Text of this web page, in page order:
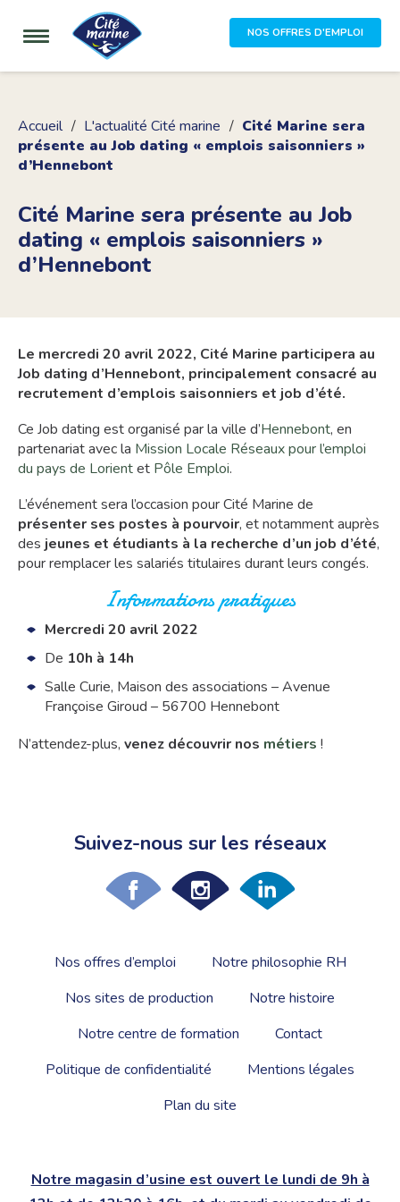
NOS OFFRES D'EMPLOI
Accueil L'actualité Cité marine
Cité Marine sera
présente au Job dating « emplois saisonniers »
d’Hennebont
Cité Marine sera présente au Job
dating « emplois saisonniers »
d’Hennebont
​Le mercredi 20 avril 2022, Cité Marine participera au
Job dating d’Hennebont, principalement consacré au
recrutement d’emplois saisonniers et job d’été.
Ce Job dating est organisé par la ville d’Hennebont, en
partenariat avec la Mission Locale Réseaux pour l’emploi
du pays de Lorientet Pôle Emploi.
L’événement sera l’occasion pour Cité Marine de
présenter ses postes à pourvoir, et notamment auprès
des jeunes et étudiants à la recherche d’un job d’été,
pour remplacer les salariés titulaires durant leurs congés.
Informations pratiques
Mercredi 20 avril 2022
De 10h à 14h
Salle Curie, Maison des associations – Avenue
Françoise Giroud – 56700 Hennebont
N’attendez-plus, venez découvrir nos métiers !
Suivez-nous sur les réseaux
Nos offres d’emploi
Notre philosophie RH
Nos sites de production
Notre histoire
Notre centre de formation
Contact
Politique de confidentialité
Mentions légales
Plan du site
Notre magasin d’usine est ouvert le lundi de 9h à